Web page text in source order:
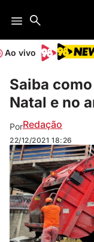
Ao vivo
Saiba
Natal e no
PorRedação
22/12/2021 18:26